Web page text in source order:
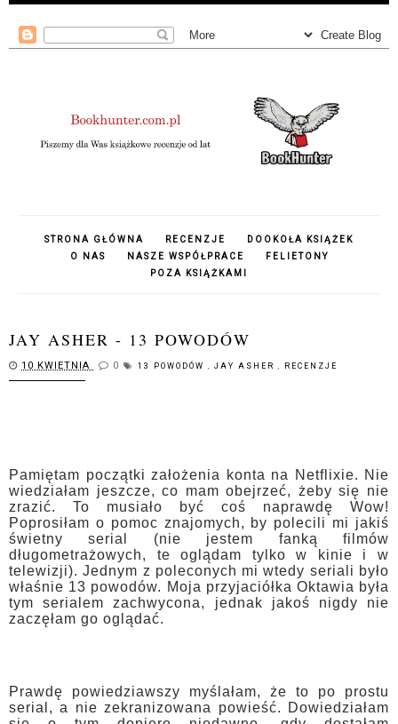
STRONA GŁÓWNA RECENZJE
DOOKOŁA KSIĄŻEK
O NAS
NASZE WSPÓŁPRACE
FELIETONY
POZA KSIĄŻKAMI
JAY ASHER - 13 POWODÓW
10 KWIETNIA 0 13 POWODÓW , JAY ASHER , RECENZJE
Pamiętam początki założenia konta na Netflixie. Nie
wiedziałam jeszcze, co mam obejrzeć, żeby się nie
zrazić. To musiało być coś naprawdę Wow!
Poprosiłam o pomoc znajomych, by polecili mi jakiś
świetny serial (nie jestem fanką filmów
długometrażowych, te oglądam tylko w kinie i w
telewizji). Jednym z poleconych mi wtedy seriali było
właśnie 13 powodów. Moja przyjaciółka Oktawia była
tym serialem zachwycona, jednak jakoś nigdy nie
zaczęłam go oglądać.
Prawdę powiedziawszy myślałam, że to po prostu
serial, a nie zekranizowana powieść. Dowiedziałam